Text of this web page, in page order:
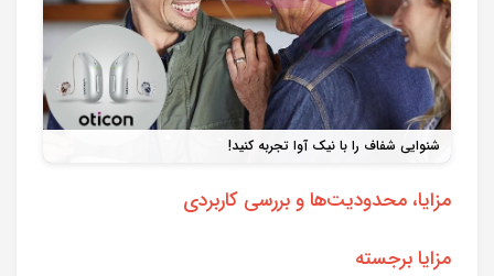
شنوایی شفاف را با نیک آوا تجربه کنید!
مزایا، محدودیت‌ها و بررسی کاربردی
مزایا برجسته